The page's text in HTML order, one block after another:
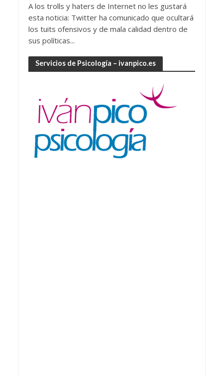
A los trolls y haters de Internet no les gustará
esta noticia: Twitter ha comunicado que ocultará
los tuits ofensivos y de mala calidad dentro de
sus políticas...
Servicios de Psicología – ivanpico.es